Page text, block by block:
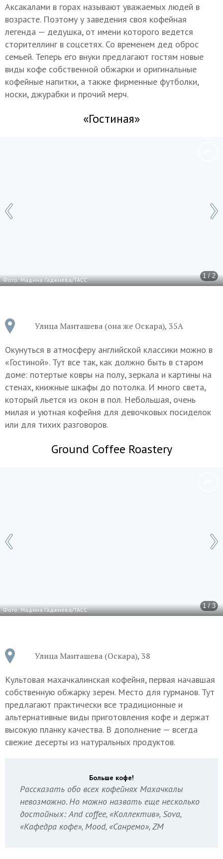
Аксакалами в горах называют уважаемых людей в
возрасте. Поэтому у заведения своя кофейная
легенда — дедушка, от имени которого ведется
сторителлинг в соцсетях. Со временем дед оброс
семьей. Теперь его внуки предлагают гостям новые
виды кофе собственной обжарки и оригинальные
кофейные напитки, а также фирменные футболки,
носки, джурабки и прочий мерч.
«Гостиная»
1 / 2
Фото: Мадина Гаджиева/ТАСС
Улица Манташева (она же Оскара), 35А
Окунуться в атмосферу английской классики можно в
«Гостиной». Тут все так, как должно быть в старом
доме: потертые ковры на полу, зеркала и картины на
стенах, книжные шкафы до потолка. И много света,
который льется из окон в пол. Небольшая, очень
милая и уютная кофейня для девочковых посиделок
или для тихих разговоров.
Ground Coffee Roastery
1 / 3
Фото: Мадина Гаджиева/ТАСС
Улица Манташева (Оскара), 38
Культовая махачкалинская кофейня, первая начавшая
собственную обжарку зерен. Место для гурманов. Тут
предлагают практически все традиционные и
альтернативные виды приготовления кофе и держат
высокую планку качества. В дополнение — всегда
свежие десерты из натуральных продуктов.
Больше кофе!
Рассказать обо всех кофейнях Махачкалы
невозможно. Но можно назвать еще несколько
достойных: And coffee, «Коллектив», Sova,
«Кафедра кофе», Mood, «Санремо», ZM